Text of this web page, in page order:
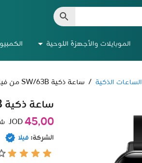
الموبايلات والأجهزة اللوحية
الساعات الذكية / ساعة ذكية SW/63B من فيلا
ساعة ذكية SW/63B من فيلا
45٫00
الشركة:فيلا